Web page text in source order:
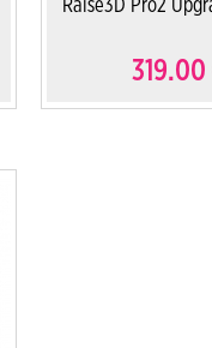
Raise3D Pro2
319.00